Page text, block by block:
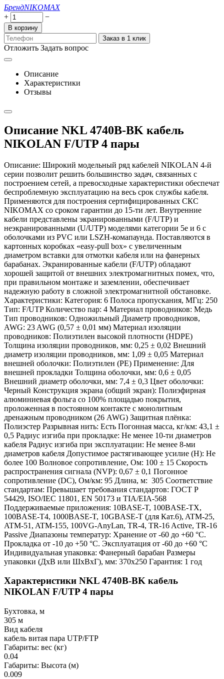
БрендNIKOMAX
+
−
В корзину
Заказ в 1 клик
Отложить Задать вопрос
Описание
Характеристики
Отзывы
Описание NKL 4740B-BK кабель
NIKOLAN F/UTP 4 пары
Описание: Широкий модельный ряд кабелей NIKOLAN 4-й
серии позволит решить большинство задач, связанных с
построением сетей, а превосходные характеристики обеспечат
беспроблемную эксплуатацию на весь срок службы кабеля.
Применяются для построения сертифицированных СКС
NIKOMAX со сроком гарантии до 15-ти лет. Внутренние
кабели представлены экранированными (F/UTP) и
неэкранированными (U/UTP) моделями категории 5е и 6 с
оболочками из PVC или LSZH-комапаунда. Поставляются в
картонных коробках «easy-pull box» с увеличенным
диаметром вставки для отмотки кабеля или на фанерных
барабанах. Экранированные кабели (F/UTP) обладают
хорошей защитой от внешних электромагнитных помех, что,
при правильном монтаже и заземлении, обеспечивает
надежную работу в сложной электромагнитной обстановке.
Характеристики: Категория: 6 Полоса пропускания, МГц: 250
Тип: F/UTP Количество пар: 4 Материал проводников: Медь
Тип проводников: Одножильный Диаметр проводников,
AWG: 23 AWG (0,57 ± 0,01 мм) Материал изоляции
проводников: Полиэтилен высокой плотности (HDPE)
Толщина изоляции проводников, мм: 0,25 ± 0,02 Внешний
диаметр изоляции проводников, мм: 1,09 ± 0,05 Материал
внешней оболочки: Полиэтилен (PE) Применение: Для
внешней прокладки Толщина оболочки, мм: 0,6 ± 0,05
Внешний диаметр оболочки, мм: 7,4 ± 0,3 Цвет оболочки:
Черный Конструкция экрана (общий экран): Полиэфирная
алюминиевая фольга со 100% площадью покрытия,
проложенная в постоянном контакте с монолитным
дренажным проводником (26 AWG) Защитная плёнка:
Полиэстер Разрывная нить: Есть Погонная масса, кг/км: 43,1 ±
0,5 Радиус изгиба при прокладке: Не менее 10-ти диаметров
кабеля Радиус изгиба при эксплуатации: Не менее 8-ми
диаметров кабеля Допустимое растягивающее усилие (H): Не
более 100 Волновое сопротивление, Ом: 100 ± 15 Скорость
распространения сигнала (NVP): 0,67 ± 0,1 Погонное
сопротивление (DC), Ом/км: 95 Длина, м: 305 Соответствие
стандартам: Превышает требования стандартов: ГОСТ Р
54429, ISO/IEC 11801, EN 50173 и TIA/EIA-568
Поддерживаемые приложения: 10BASE-T, 100BASE-TX,
100BASE-T4, 1000BASE-T, 10GBASE-T (для Кат.6), ATM-25,
ATM-51, ATM-155, 100VG-AnyLan, TR-4, TR-16 Active, TR-16
Passive Диапазоны температур: Хранение от -60 до +60 °C.
Прокладка от -10 до +50 °C. Эксплуатация от -60 до +60 °C
Индивидуальная упаковка: Фанерный барабан Размеры
упаковки (ДхВ или ШхВхГ), мм: 370x250 Гарантия: 1 год
Характеристики NKL 4740B-BK кабель
NIKOLAN F/UTP 4 пары
Бухтовка, м
305 м
Вид кабеля
кабель витая пара UTP/FTP
Габариты: вес (кг)
0.04
Габариты: Высота (м)
0.009